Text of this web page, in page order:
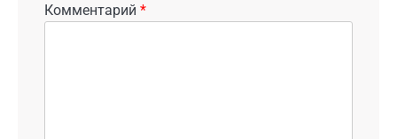
Комментарий *